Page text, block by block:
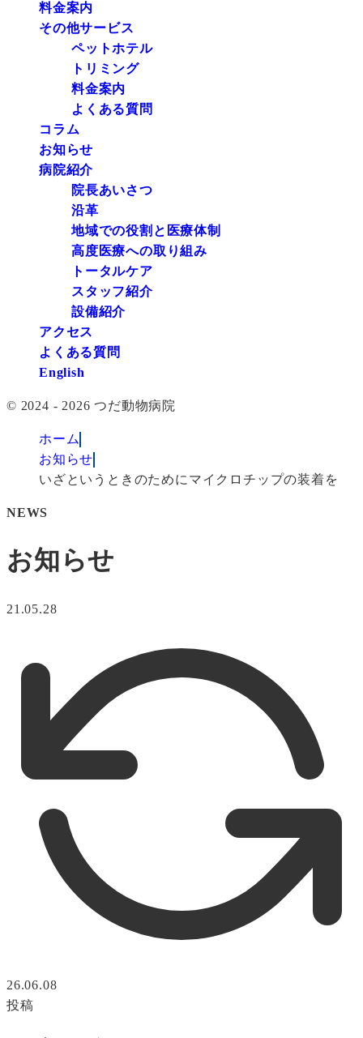
料金案内
その他サービス
ペットホテル
トリミング
料金案内
よくある質問
コラム
お知らせ
病院紹介
院長あいさつ
沿革
地域での役割と医療体制
高度医療への取り組み
トータルケア
スタッフ紹介
設備紹介
アクセス
よくある質問
English
© 2024 - 2026 つだ動物病院
ホーム
お知らせ
いざというときのためにマイクロチップの装着を
NEWS
お知らせ
21.05.28
26.06.08
投稿